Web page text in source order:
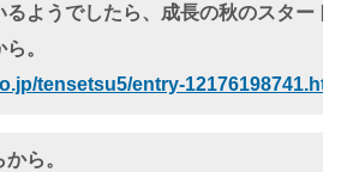
るようでしたら、成長の秋のスタート
。
tensetsu5/entry-12176198741.html
ら。